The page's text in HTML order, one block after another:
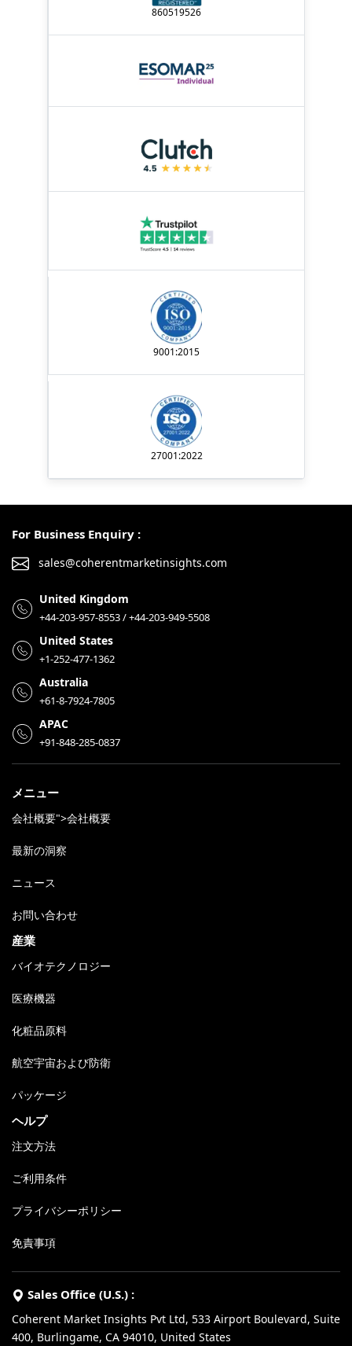
860519526
9001:2015
27001:2022
For Business Enquiry :
sales@coherentmarketinsights.com
United Kingdom
+44-203-957-8553 / +44-203-949-5508
United States
+1-252-477-1362
Australia
+61-8-7924-7805
APAC
+91-848-285-0837
メニュー
会社概要">会社概要
最新の洞察
ニュース
お問い合わせ
産業
バイオテクノロジー
医療機器
化粧品原料
航空宇宙および防衛
パッケージ
ヘルプ
注文方法
ご利用条件
プライバシーポリシー
免責事項
Sales Office (U.S.) :
Coherent Market Insights Pvt Ltd, 533 Airport Boulevard, Suite
400, Burlingame, CA 94010, United States